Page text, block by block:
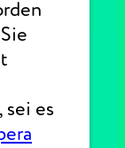
es